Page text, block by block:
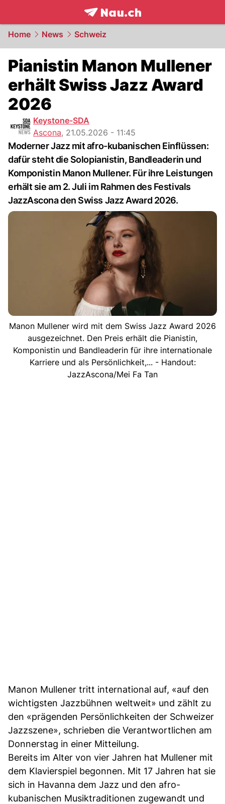
frontpage.NAU.ch
Home News Schweiz
Pianistin Manon Mullener
erhält Swiss Jazz Award
2026
Keystone-SDA
Ascona, 21.05.2026 - 11:45
Moderner Jazz mit afro-kubanischen Einflüssen:
dafür steht die Solopianistin, Bandleaderin und
Komponistin Manon Mullener. Für ihre Leistungen
erhält sie am 2. Juli im Rahmen des Festivals
JazzAscona den Swiss Jazz Award 2026.
Manon Mullener wird mit dem Swiss Jazz Award 2026
ausgezeichnet. Den Preis erhält die Pianistin,
Komponistin und Bandleaderin für ihre internationale
Karriere und als Persönlichkeit,... - Handout:
JazzAscona/Mei Fa Tan
Manon Mullener tritt international auf, «auf den
wichtigsten Jazzbühnen weltweit» und zählt zu
den «prägenden Persönlichkeiten der Schweizer
Jazzszene», schrieben die Verantwortlichen am
Donnerstag in einer Mitteilung.
Bereits im Alter von vier Jahren hat Mullener mit
dem Klavierspiel begonnen. Mit 17 Jahren hat sie
sich in Havanna dem Jazz und den afro-
kubanischen Musiktraditionen zugewandt und